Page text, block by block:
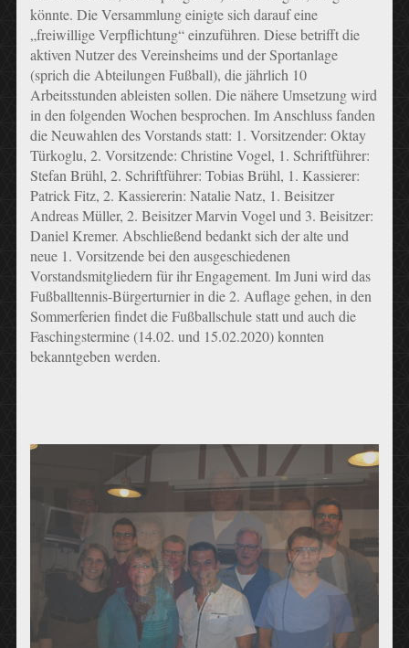
könnte. Die Versammlung einigte sich darauf eine
„freiwillige Verpflichtung“ einzuführen. Diese betrifft die
aktiven Nutzer des Vereinsheims und der Sportanlage
(sprich die Abteilungen Fußball), die jährlich 10
Arbeitsstunden ableisten sollen. Die nähere Umsetzung wird
in den folgenden Wochen besprochen. Im Anschluss fanden
die Neuwahlen des Vorstands statt: 1. Vorsitzender: Oktay
Türkoglu, 2. Vorsitzende: Christine Vogel, 1. Schriftführer:
Stefan Brühl, 2. Schriftführer: Tobias Brühl, 1. Kassierer:
Patrick Fitz, 2. Kassiererin: Natalie Natz, 1. Beisitzer
Andreas Müller, 2. Beisitzer Marvin Vogel und 3. Beisitzer:
Daniel Kremer. Abschließend bedankt sich der alte und
neue 1. Vorsitzende bei den ausgeschiedenen
Vorstandsmitgliedern für ihr Engagement. Im Juni wird das
Fußballtennis-Bürgerturnier in die 2. Auflage gehen, in den
Sommerferien findet die Fußballschule statt und auch die
Faschingstermine (14.02. und 15.02.2020) konnten
bekanntgeben werden.